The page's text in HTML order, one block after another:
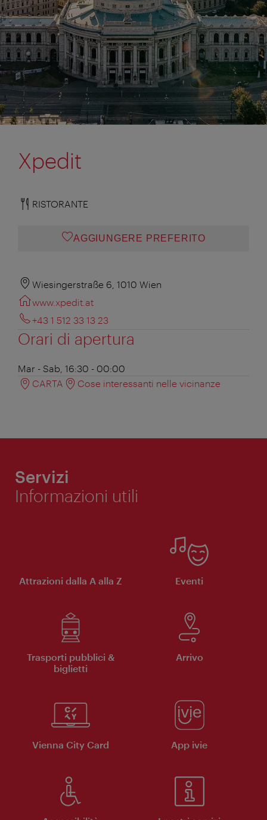
Xpedit
RISTORANTE
AGGIUNGERE PREFERITO
Wiesingerstraße 6, 1010 Wien
www.xpedit.at
+43 1 512 33 13 23
Orari di apertura
Mar - Sab, 16:30 - 00:00
CARTA
Cose interessanti nelle vicinanze
Servizi
Informazioni utili
Attrazioni dalla A alla Z Eventi
Trasporti pubblici &
biglietti
Arrivo
Vienna City Card App ivie